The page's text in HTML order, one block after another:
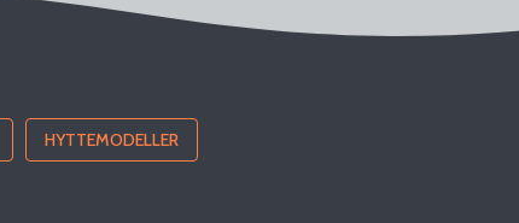
HYTTEMODELLER